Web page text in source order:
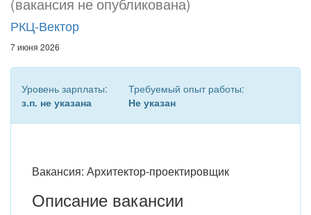
(вакансия не опубликована)
РКЦ-Вектор
7 июня 2026
Уровень зарплаты:
з.п. не указана
Требуемый опыт работы:
Не указан
Вакансия: Архитектор-проектировщик
Описание вакансии